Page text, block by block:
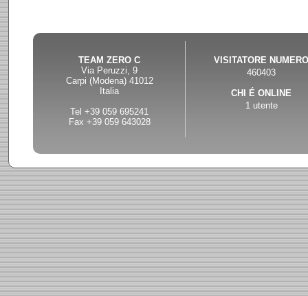
VISITATORE NUMERO
460403
CHI É ONLINE
1 utente
TEAM ZERO C
Via Peruzzi, 9
Carpi (Modena) 41012
Italia
Tel +39 059 695241
Fax +39 059 643028